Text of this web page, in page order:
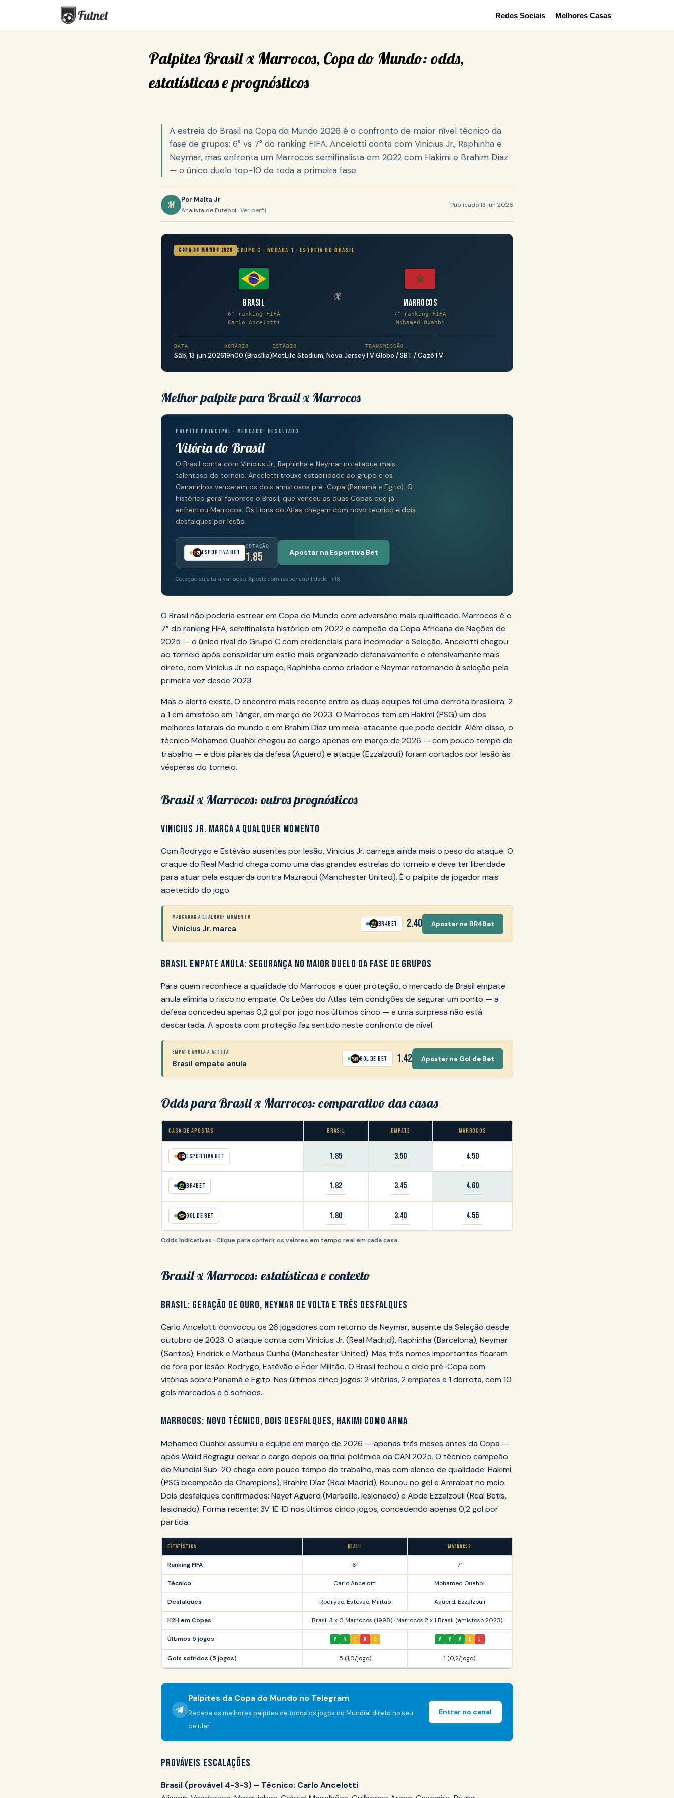
Redes Sociais Melhores Casas
Palpites Brasil x Marrocos, Copa do Mundo: odds,
estatísticas e prognósticos
A estreia do Brasil na Copa do Mundo 2026 é o confronto de maior nível técnico da
fase de grupos: 6° vs 7° do ranking FIFA. Ancelotti conta com Vinicius Jr., Raphinha e
Neymar, mas enfrenta um Marrocos semifinalista em 2022 com Hakimi e Brahim Díaz
— o único duelo top-10 de toda a primeira fase.
M Por Malta Jr
Analista de Futebol ·Ver perfil
Publicado 13 jun 2026
Copa do Mundo 2026 Grupo C · Rodada 1 · Estreia do Brasil
Brasil
6° ranking FIFA
Carlo Ancelotti
x Marrocos
7° ranking FIFA
Mohamed Ouahbi
DATA
Sáb, 13 jun 2026
HORÁRIO
19h00 (Brasília)
ESTÁDIO
MetLife Stadium, Nova Jersey
TRANSMISSÃO
TV Globo / SBT / CazéTV
Melhor palpite para Brasil x Marrocos
PALPITE PRINCIPAL · MERCADO: RESULTADO
Vitória do Brasil
O Brasil conta com Vinicius Jr., Raphinha e Neymar no ataque mais
talentoso do torneio. Ancelotti trouxe estabilidade ao grupo e os
Canarinhos venceram os dois amistosos pré-Copa (Panamá e Egito). O
histórico geral favorece o Brasil, que venceu as duas Copas que já
enfrentou Marrocos. Os Lions do Atlas chegam com novo técnico e dois
desfalques por lesão.
Esportiva Bet
COTAÇÃO
1.85 Apostar na Esportiva Bet
Cotação sujeita a variação. Aposte com responsabilidade · +18.
O Brasil não poderia estrear em Copa do Mundo com adversário mais qualificado. Marrocos é o
7° do ranking FIFA, semifinalista histórico em 2022 e campeão da Copa Africana de Nações de
2025 — o único rival do Grupo C com credenciais para incomodar a Seleção. Ancelotti chegou
ao torneio após consolidar um estilo mais organizado defensivamente e ofensivamente mais
direto, com Vinicius Jr. no espaço, Raphinha como criador e Neymar retornando à seleção pela
primeira vez desde 2023.
Mas o alerta existe. O encontro mais recente entre as duas equipes foi uma derrota brasileira: 2
a 1 em amistoso em Tânger, em março de 2023. O Marrocos tem em Hakimi (PSG) um dos
melhores laterais do mundo e em Brahim Díaz um meia-atacante que pode decidir. Além disso, o
técnico Mohamed Ouahbi chegou ao cargo apenas em março de 2026 — com pouco tempo de
trabalho — e dois pilares da defesa (Aguerd) e ataque (Ezzalzouli) foram cortados por lesão às
vésperas do torneio.
Brasil x Marrocos: outros prognósticos
VINICIUS JR. MARCA A QUALQUER MOMENTO
Com Rodrygo e Estêvão ausentes por lesão, Vinicius Jr. carrega ainda mais o peso do ataque. O
craque do Real Madrid chega como uma das grandes estrelas do torneio e deve ter liberdade
para atuar pela esquerda contra Mazraoui (Manchester United). É o palpite de jogador mais
apetecido do jogo.
MARCADOR A QUALQUER MOMENTO
Vinicius Jr. marca BR4Bet 2.40 Apostar na BR4Bet
BRASIL EMPATE ANULA: SEGURANÇA NO MAIOR DUELO DA FASE DE GRUPOS
Para quem reconhece a qualidade do Marrocos e quer proteção, o mercado de Brasil empate
anula elimina o risco no empate. Os Leões do Atlas têm condições de segurar um ponto — a
defesa concedeu apenas 0,2 gol por jogo nos últimos cinco — e uma surpresa não está
descartada. A aposta com proteção faz sentido neste confronto de nível.
EMPATE ANULA A APOSTA
Brasil empate anula Gol de Bet 1.42 Apostar na Gol de Bet
Odds para Brasil x Marrocos: comparativo das casas
CASA DE APOSTAS BRASIL EMPATE MARROCOS
Esportiva Bet 1.85 3.50 4.50
BR4Bet 1.82 3.45 4.60
Gol de Bet 1.80 3.40 4.55
Odds indicativas · Clique para conferir os valores em tempo real em cada casa.
Brasil x Marrocos: estatísticas e contexto
BRASIL: GERAÇÃO DE OURO, NEYMAR DE VOLTA E TRÊS DESFALQUES
Carlo Ancelotti convocou os 26 jogadores com retorno de Neymar, ausente da Seleção desde
outubro de 2023. O ataque conta com Vinicius Jr. (Real Madrid), Raphinha (Barcelona), Neymar
(Santos), Endrick e Matheus Cunha (Manchester United). Mas três nomes importantes ficaram
de fora por lesão: Rodrygo, Estêvão e Éder Militão. O Brasil fechou o ciclo pré-Copa com
vitórias sobre Panamá e Egito. Nos últimos cinco jogos: 2 vitórias, 2 empates e 1 derrota, com 10
gols marcados e 5 sofridos.
MARROCOS: NOVO TÉCNICO, DOIS DESFALQUES, HAKIMI COMO ARMA
Mohamed Ouahbi assumiu a equipe em março de 2026 — apenas três meses antes da Copa —
após Walid Regragui deixar o cargo depois da final polêmica da CAN 2025. O técnico campeão
do Mundial Sub-20 chega com pouco tempo de trabalho, mas com elenco de qualidade: Hakimi
(PSG bicampeão da Champions), Brahim Díaz (Real Madrid), Bounou no gol e Amrabat no meio.
Dois desfalques confirmados: Nayef Aguerd (Marseille, lesionado) e Abde Ezzalzouli (Real Betis,
lesionado). Forma recente: 3V 1E 1D nos últimos cinco jogos, concedendo apenas 0,2 gol por
partida.
ESTATÍSTICA BRASIL MARROCOS
Ranking FIFA 6° 7°
Técnico Carlo Ancelotti Mohamed Ouahbi
Desfalques Rodrygo, Estêvão, Militão Aguerd, Ezzalzouli
H2H em Copas Brasil 3 x 0 Marrocos (1998) · Marrocos 2 x 1 Brasil (amistoso 2023)
Últimos 5 jogos V V E D E V V V E D
Gols sofridos (5 jogos) 5 (1,0/jogo) 1 (0,2/jogo)
Palpites da Copa do Mundo no Telegram
Receba os melhores palpites de todos os jogos do Mundial direto no seu
celular.
Entrar no canal
PROVÁVEIS ESCALAÇÕES
Brasil (provável 4-3-3) – Técnico: Carlo Ancelotti